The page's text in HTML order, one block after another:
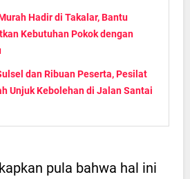
Hadir di Takalar, Bantu
Kebutuhan Pokok dengan
dan Ribuan Peserta, Pesilat
Unjuk Kebolehan di Jalan Santai
pula bahwa hal ini